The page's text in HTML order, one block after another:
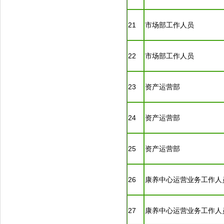
21 市场部工作人员
22 市场部工作人员
23 资产运营部
24 资产运营部
25 资产运营部
26 康养中心运营业务工作人
27 康养中心运营业务工作人